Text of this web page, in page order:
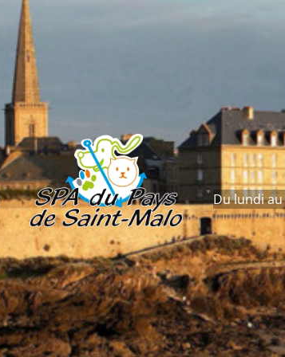
Du lundi au